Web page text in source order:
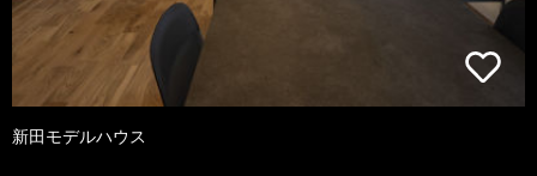
新田モデルハウス